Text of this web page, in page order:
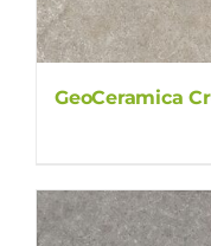
GeoCeramica